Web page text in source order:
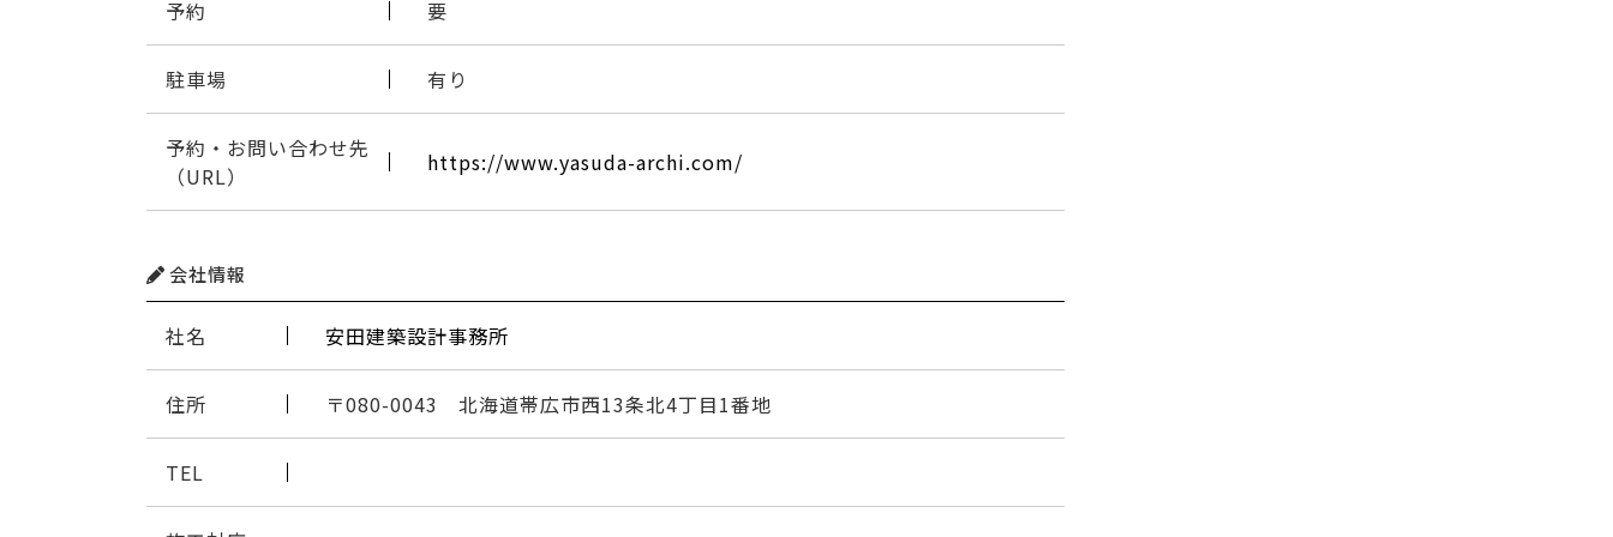
予約 要
駐車場 有り
予約・お問い合わせ先
（URL）
https://www.yasuda-archi.com/
会社情報
社名 安田建築設計事務所
住所 〒080-0043 北海道帯広市西13条北4丁目1番地
TEL